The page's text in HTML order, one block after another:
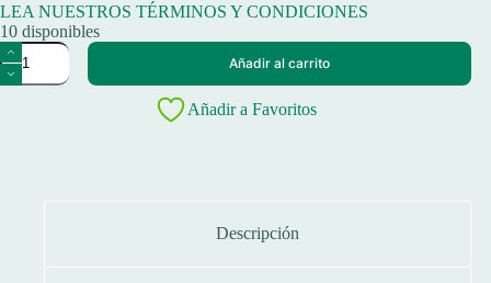
LEA NUESTROS TÉRMINOS Y CONDICIONES
10 disponibles
Leader
De
Acero
cantidad
Añadir al carrito
Añadir a Favoritos
Descripción